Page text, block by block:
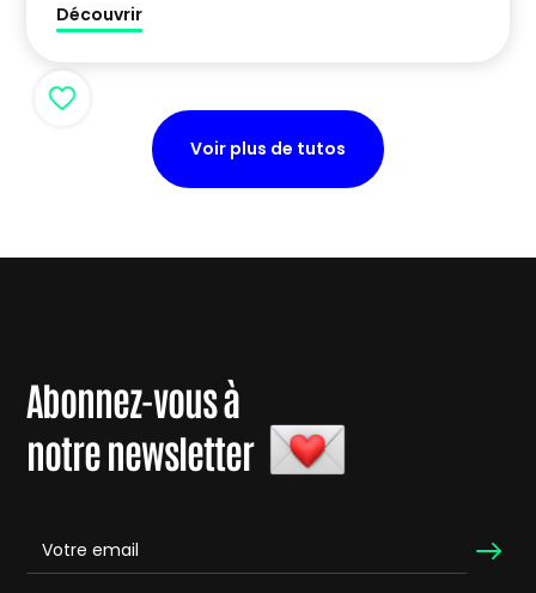
Découvrir
Voir plus de tutos
Abonnez-vous à
notre newsletter